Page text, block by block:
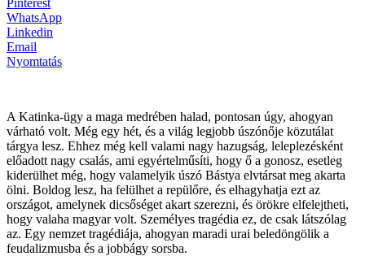
WhatsApp
Linkedin
Email
Nyomtatás
A Katinka-ügy a maga medrében halad, pontosan úgy, ahogyan
várható volt. Még egy hét, és a világ legjobb úszónője közutálat
tárgya lesz. Ehhez még kell valami nagy hazugság, leleplezésként
előadott nagy csalás, ami egyértelműsíti, hogy ő a gonosz, esetleg
kiderülhet még, hogy valamelyik úszó Bástya elvtársat meg akarta
ölni. Boldog lesz, ha felülhet a repülőre, és elhagyhatja ezt az
országot, amelynek dicsőséget akart szerezni, és örökre elfelejtheti,
hogy valaha magyar volt. Személyes tragédia ez, de csak látszólag
az. Egy nemzet tragédiája, ahogyan maradi urai beledöngölik a
feudalizmusba és a jobbágy sorsba.